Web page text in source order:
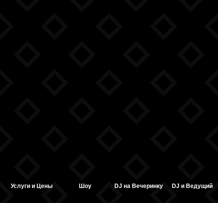
Услуги и Цены Шоу DJ на Вечеринку DJ и Ведущий